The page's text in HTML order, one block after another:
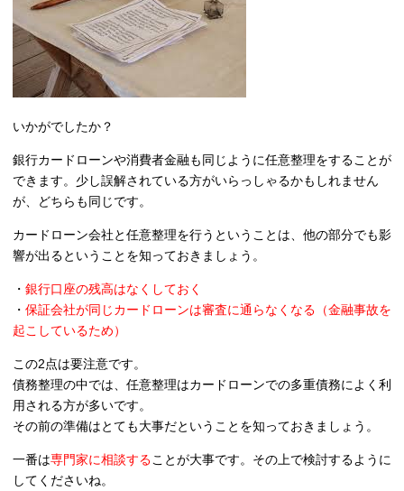
いかがでしたか？
銀行カードローンや消費者金融も同じように任意整理をすることが
できます。少し誤解されている方がいらっしゃるかもしれません
が、どちらも同じです。
カードローン会社と任意整理を行うということは、他の部分でも影
響が出るということを知っておきましょう。
・ 銀行口座の残高はなくしておく
・ 保証会社が同じカードローンは審査に通らなくなる（金融事故を
起こしているため）
この2点は要注意です。
債務整理の中では、任意整理はカードローンでの多重債務によく利
用される方が多いです。
その前の準備はとても大事だということを知っておきましょう。
一番は専門家に相談することが大事です。その上で検討するように
してくださいね。